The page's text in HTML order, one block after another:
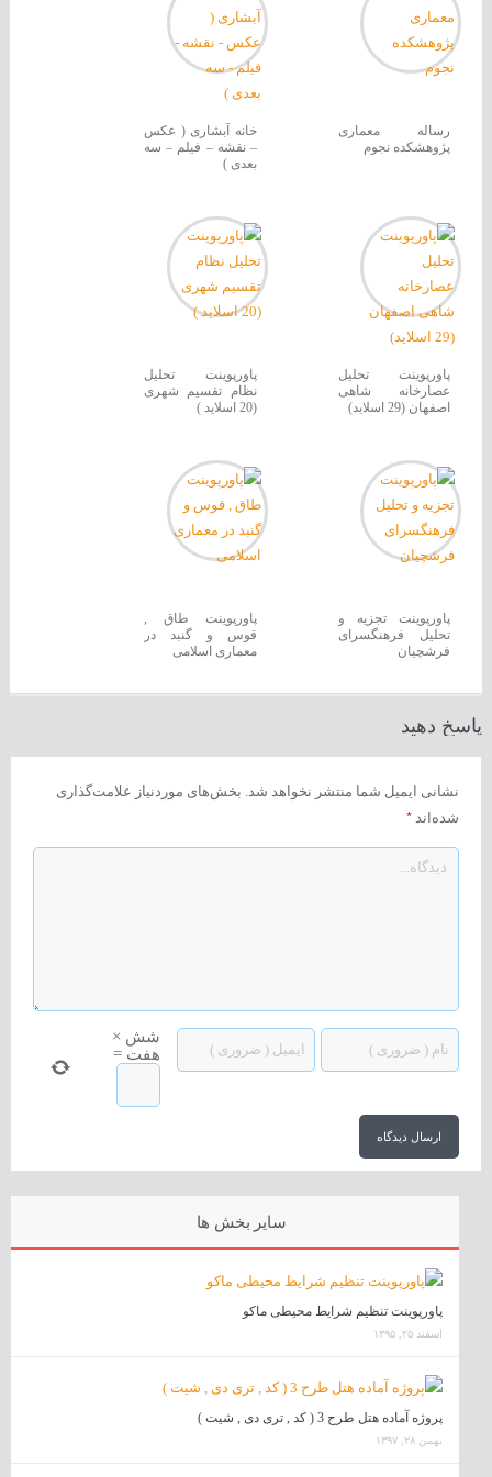
رساله معماری
پژوهشکده نجوم
خانه آبشاری ( عکس
– نقشه – فیلم – سه
بعدی )
پاورپوینت تحلیل
عصارخانه شاهی
اصفهان (29 اسلاید)
پاورپوینت تحلیل
نظام تقسیم شهری
(20 اسلاید )
پاورپوینت تجزیه و
تحلیل فرهنگسرای
فرشچیان
پاورپوینت طاق ,
قوس و گنبد در
معماری اسلامی
پاسخ دهید
نشانی ایمیل شما منتشر نخواهد شد. بخش‌های موردنیاز علامت‌گذاری
شده‌اند *
شش ×
هفت =
سایر بخش ها
پاورپوینت تنظیم شرایط محیطی ماکو
اسفند ۲۵, ۱۳۹۵
پروژه آماده هتل طرح 3 ( کد , تری دی , شیت )
بهمن ۲۸, ۱۳۹۷